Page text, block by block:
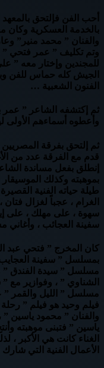
أحب الفن فإلتحق
بالخدمة العسكرية وكان
والفنان ” محمد منير”
وتم تكليف ” عمر فتحي ”
للمجندين وإختار معه ”
الجيش كله حماس للفن
الفنون الشعبية …
ثم إكتشفه الشاعر ” عمر
وأعطوه أسماءهم الأولى
ثم إلتحق بفرقة
إنطلق بفعل مساندة
طيلة حياته الفنية
الغرام ، عجباً لغزال
سهوة ، على مهلك ، على
سفينة العجائب ،
كان المخرج ” فتحي عبد
بمسلسل ” سفينة العجايب
مسلسل ” سيدة الفندق ”
الشناوي ” ، وفوازير مع
مسلسل ” الليل والقمر
فيلم وحيد هو فيلم ”
والفنان ” محمود ياسين
ياسين ” فتبنى موهبته
الغناء كانت هي الأكبر ،
الأعمال الفنية التي